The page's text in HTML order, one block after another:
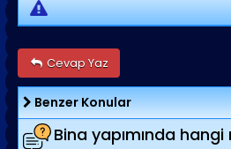
Cevap Yaz
Benzer Konular
Bina yapımında